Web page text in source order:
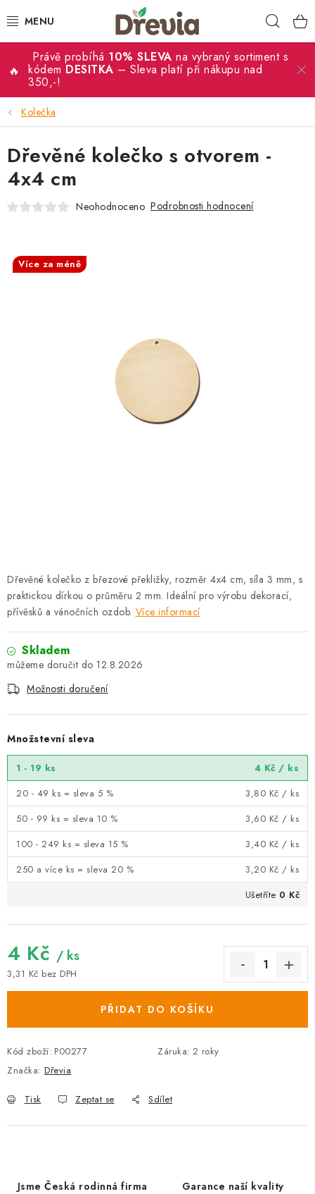
na
SVATBA 💍
DÁRKY
KUCHYŇSKÉ POTŘEBY
DEKORACE
Právě probíhá 10% SLEVA na vybraný sortiment s
kódem DESITKA – Sleva platí při nákupu nad
350,-!
Kolečka
Dřevěné kolečko z březové překližky, rozměr 4x4 cm, síla 3 mm, s
praktickou dírkou o průměru 2 mm. Ideální pro výrobu dekorací,
přívěsků a vánočních ozdob. Více informací
Skladem
12.8.2026
Možnosti doručení
Množstevní sleva
1 - 19 ks 4 Kč / ks
20 - 49 ks = sleva 5 %
3,80 Kč / ks
50 - 99 ks = sleva 10 %
3,60 Kč / ks
100 - 249 ks = sleva 15 %
3,40 Kč / ks
250 a více ks = sleva 20 %
3,20 Kč / ks
Ušetříte 0 Kč
4 Kč / ks
3,31 Kč bez DPH
PŘIDAT DO KOŠÍKU
Kód zboží: P00277 Záruka: 2 roky
Značka: Dřevia
Tisk Zeptat se Sdílet
Dřevěné kolečko s otvorem -
4x4 cm
Neohodnoceno Podrobnosti hodnocení
Více za méně
Jsme Česká rodinná firma Garance naší kvality